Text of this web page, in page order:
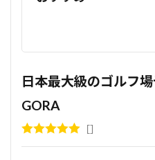
日本最大級のゴルフ
GORA